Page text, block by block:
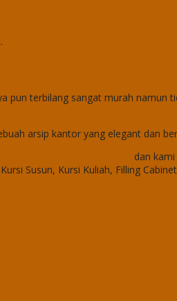
pun terbilang sangat murah namun
arsip kantor yang elegant dan
dan
Susun, Kursi Kuliah, Filling